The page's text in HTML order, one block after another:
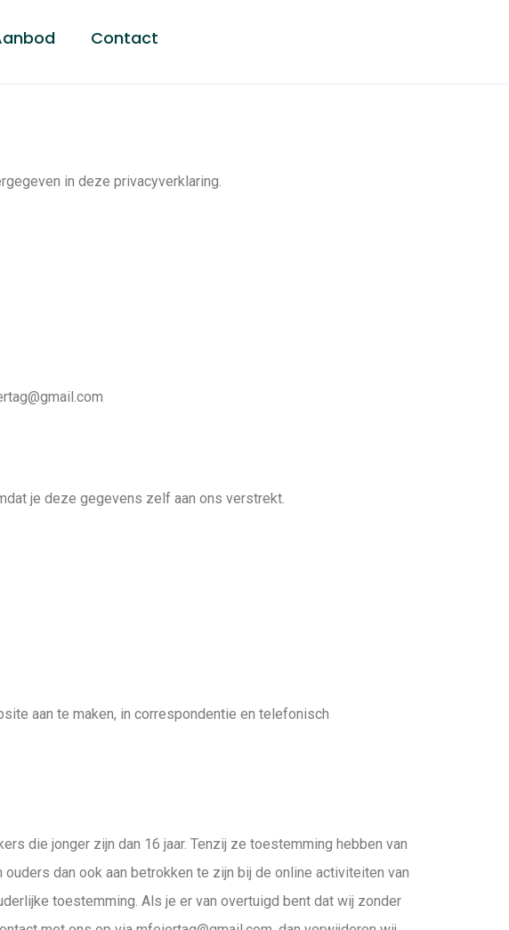
Contact
in deze privacyverklaring.
je deze gegevens zelf aan ons verstrekt.
aan te maken, in correspondentie en telefonisch
die jonger zijn dan 16 jaar. Tenzij ze toestemming hebben van
dan ook aan betrokken te zijn bij de online activiteiten van
toestemming. Als je er van overtuigd bent dat wij zonder